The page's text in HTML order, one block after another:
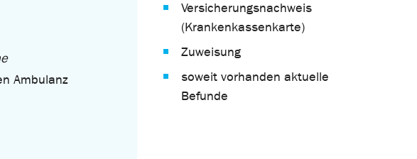
Ambulanz
Versicherungsnachweis
(Krankenkassenkarte)
Zuweisung
soweit vorhanden aktuelle
Befunde